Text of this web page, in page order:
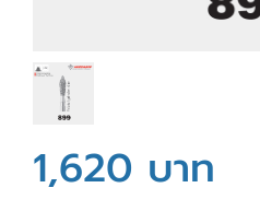
1,620 บาท